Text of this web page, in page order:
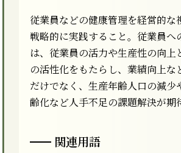
従業員などの健康管理を経営的な
戦略的に実践すること。従業員へ
は、従業員の活力や生産性の向上
の活性化をもたらし、業績向上な
だけでなく、生産年齢人口の減少
齢化など人手不足の課題解決が期
関連用語